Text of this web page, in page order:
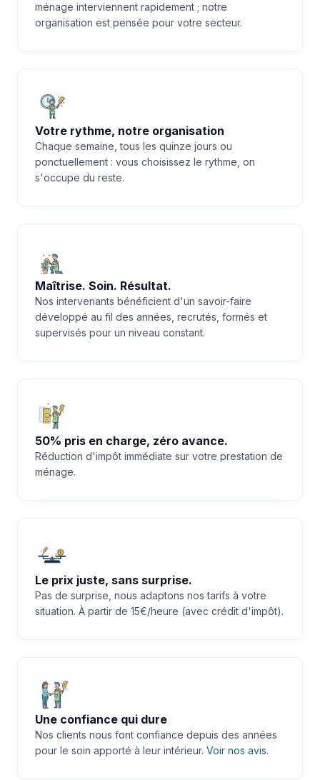
ménage interviennent rapidement ; notre
organisation est pensée pour votre secteur.
Votre rythme, notre organisation
Chaque semaine, tous les quinze jours ou
ponctuellement : vous choisissez le rythme, on
s'occupe du reste.
Maîtrise. Soin. Résultat.
Nos intervenants bénéficient d'un savoir-faire
développé au fil des années, recrutés, formés et
supervisés pour un niveau constant.
50% pris en charge, zéro avance.
Réduction d'impôt immédiate sur votre prestation de
ménage.
Le prix juste, sans surprise.
Pas de surprise, nous adaptons nos tarifs à votre
situation. À partir de 15€/heure (avec crédit d'impôt).
Une confiance qui dure
Nos clients nous font confiance depuis des années
pour le soin apporté à leur intérieur. Voir nos avis.